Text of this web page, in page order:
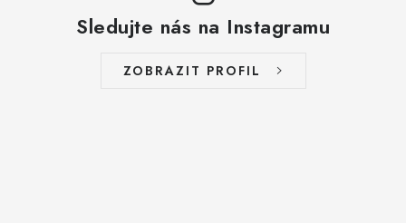
Sledujte nás na Instagramu
ZOBRAZIT PROFIL